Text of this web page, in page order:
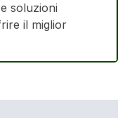
soluzioni
il miglior